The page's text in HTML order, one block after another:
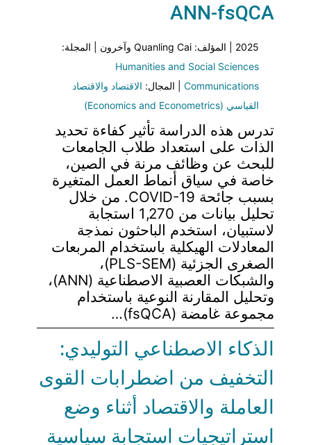
ANN-fsQCA
2025 | المؤلف: Quanling Cai وآخرون | المجلة:
Humanities and Social Sciences
Communications | المجال: الاقتصاد والاقتصاد
القياسي (Economics and Econometrics)
تدرس هذه الدراسة تأثير كفاءة تحديد
الذات على استعداد طلاب الجامعات
للبحث عن وظائف مرنة في الصين،
خاصة في سياق أنماط العمل المتغيرة
بسبب جائحة COVID-19. من خلال
تحليل بيانات من 1,270 استجابة
لاستبيان، استخدم الباحثون نمذجة
المعادلات الهيكلية باستخدام المربعات
الصغرى الجزئية (PLS-SEM)،
والشبكات العصبية الاصطناعية (ANN)،
وتحليل المقارنة النوعية باستخدام
مجموعة غامضة (fsQCA)…
الذكاء الاصطناعي التوليدي:
التخفيف من اضطرابات القوى
العاملة والاقتصاد أثناء وضع
استراتيجيات استجابة سياسية